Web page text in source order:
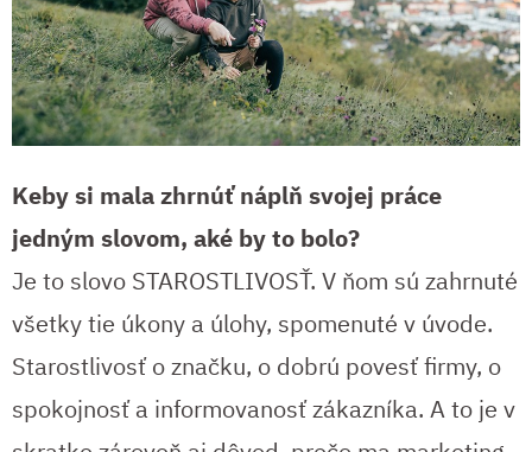
Keby si mala zhrnúť náplň svojej práce
jedným slovom, aké by to bolo?
Je to slovo STAROSTLIVOSŤ. V ňom sú zahrnuté
všetky tie úkony a úlohy, spomenuté v úvode.
Starostlivosť o značku, o dobrú povesť firmy, o
spokojnosť a informovanosť zákazníka. A to je v